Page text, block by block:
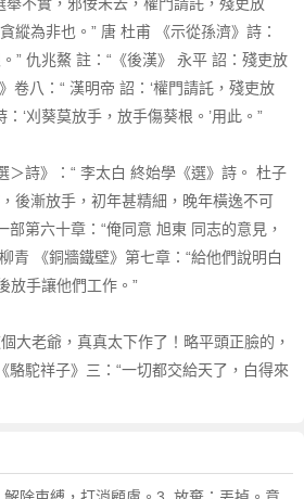
縱為非也。” 唐 杜甫 《示從孫濟》詩：
” 仇兆鰲 註：“《後漢》 永平 詔：殘吏放
卷八：“ 漢明帝 詔：‘權門請託，殘吏放
‘刈葵莫放手，放手傷葵根。’用此。”
＞詩》：“ 李太白 終始學《選》詩。 杜子
後漸放手，初年甚精細，晚年橫逸不可
部第六十章：“俺同意 旭東 同志的意見，
青 《銅牆鐵壁》第七章：“給他們說明白
放手讓他們工作。”
大老爺，真真太下作了！略平頭正臉的，
駱駝祥子》三：“一切都交給天了，白得來